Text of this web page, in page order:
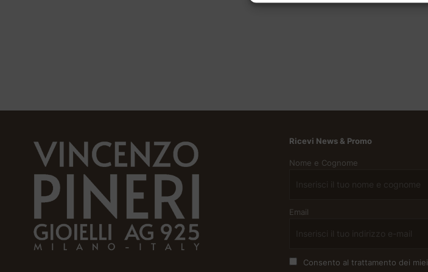
Ricevi News & Promo
Nome e Cognome
Email
Consento al trattamento dei